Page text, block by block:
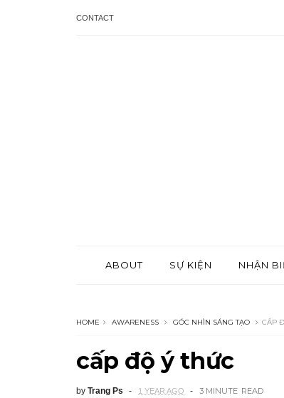
CONTACT
ABOUT SỰ KIỆN NHẬN
HOME AWARENESS GÓC NHÌN SÁNG TẠO CẤP
cấp độ ý thức
by Trang Ps 1 YEAR AGO 3 MINUTE READ